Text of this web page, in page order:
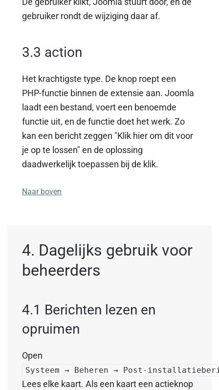
gebruiker rondt de wijziging daar af.
3.3 action
Het krachtigste type. De knop roept een
PHP-functie binnen de extensie aan. Joomla
laadt een bestand, voert een benoemde
functie uit, en de functie doet het werk. Zo
kan een bericht zeggen "Klik hier om dit voor
je op te lossen" en de oplossing
daadwerkelijk toepassen bij de klik.
Naar boven
4. Dagelijks gebruik voor
beheerders
4.1 Berichten lezen en
opruimen
Open
Systeem → Beheren → Post-
Lees elke kaart. Als een kaart een actieknop